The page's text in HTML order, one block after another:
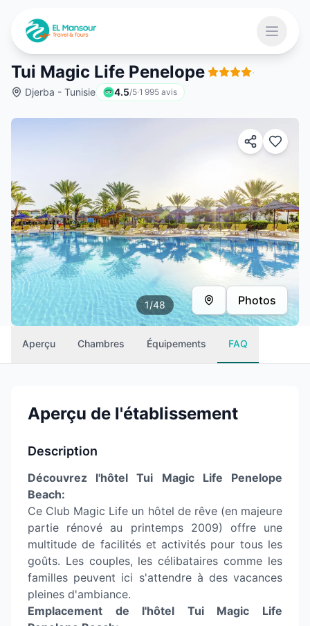
Ouvrir
Tui Magic Life Penelope ·
Djerba - Tunisie 4.5/5·1 995 avis
1/48 Photos
Aperçu Chambres Équipements FAQ
Aperçu de l'établissement
Description
Découvrez l'hôtel Tui Magic Life Penelope
Beach:
Ce Club Magic Life un hôtel de rêve (en majeure
partie rénové au printemps 2009) offre une
multitude de facilités et activités pour tous les
goûts. Les couples, les célibataires comme les
familles peuvent ici s'attendre à des vacances
pleines d'ambiance.
Emplacement de l'hôtel Tui Magic Life